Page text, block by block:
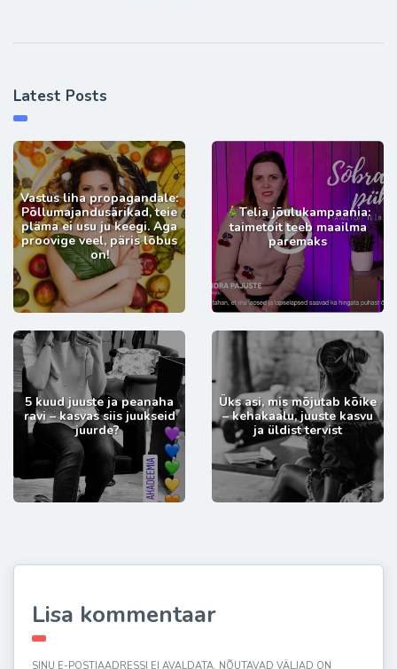
Latest Posts
Vastus liha propagandale:
Põllumajandusärikad, teie
pläma ei usu ju keegi. Aga
proovige veel, päris lõbus
on!
Telia jõulukampaania:
taimetoit teeb maailma
paremaks
5 kuud juuste ja peanaha
ravi – kasvas siis juukseid
juurde?
Üks asi, mis mõjutab kõike
– kehakaalu, juuste kasvu
ja üldist tervist
Lisa kommentaar
SINU E-POSTIAADRESSI EI AVALDATA. NÕUTAVAD VÄLJAD ON